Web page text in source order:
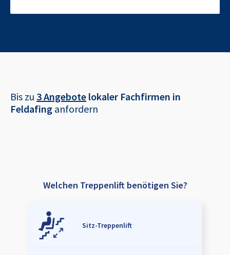
Bis zu 3 Angebote lokaler Fachfirmen in
Feldafing anfordern
Welchen Treppenlift benötigen Sie?
Sitz-Treppenlift